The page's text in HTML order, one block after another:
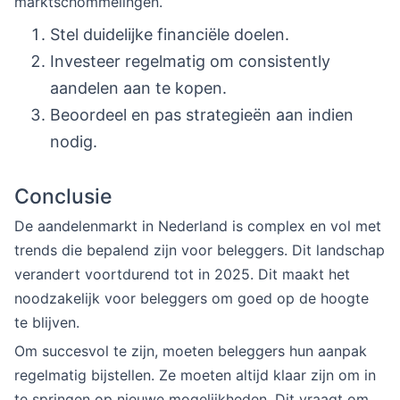
Stel duidelijke financiële doelen.
Investeer regelmatig om consistently
aandelen aan te kopen.
Beoordeel en pas strategieën aan indien
nodig.
Conclusie
De aandelenmarkt in Nederland is complex en vol met
trends die bepalend zijn voor beleggers. Dit landschap
verandert voortdurend tot in 2025. Dit maakt het
noodzakelijk voor beleggers om goed op de hoogte
te blijven.
Om succesvol te zijn, moeten beleggers hun aanpak
regelmatig bijstellen. Ze moeten altijd klaar zijn om in